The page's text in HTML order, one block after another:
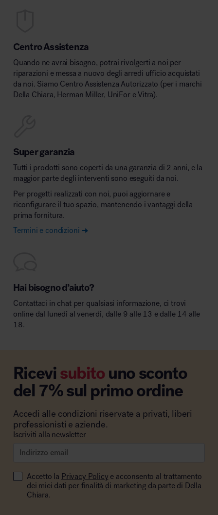
Centro Assistenza
Quando ne avrai bisogno, potrai rivolgerti a noi per
riparazioni e messa a nuovo degli arredi ufficio acquistati
da noi. Siamo Centro Assistenza Autorizzato (per i marchi
Della Chiara, Herman Miller, UniFor e Vitra).
Super garanzia
Tutti i prodotti sono coperti da una garanzia di 2 anni, e la
maggior parte degli interventi sono eseguiti da noi.
Per progetti realizzati con noi, puoi aggiornare e
riconfigurare il tuo spazio, mantenendo i vantaggi della
prima fornitura.
Termini e condizioni
Hai bisogno d’aiuto?
Contattaci in chat per qualsiasi informazione, ci trovi
online dal lunedì al venerdì, dalle 9 alle 13 e dalle 14 alle
18.
Ricevisubitouno sconto
del 7% sul primo ordine
Accedi alle condizioni riservate a privati, liberi
professionisti e aziende.
Iscriviti alla newsletter
Accetto la Privacy Policy e acconsento al trattamento
dei miei dati per finalità di marketing da parte di Della
Chiara.